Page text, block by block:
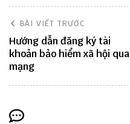
BÀI VIẾT TRƯỚC
Hướng dẫn đăng ký tài
khoản bảo hiểm xã hội qua
mạng